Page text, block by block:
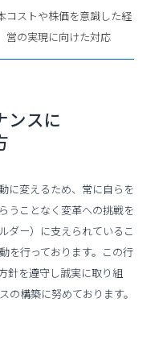
コストや株価を意識した経
営の実現に向けた対応
ンスに
に変えるため、常に自らを
うことなく変革への挑戦を
ダー）に支えられているこ
を行っております。この行
針を遵守し誠実に取り組
の構築に努めております。